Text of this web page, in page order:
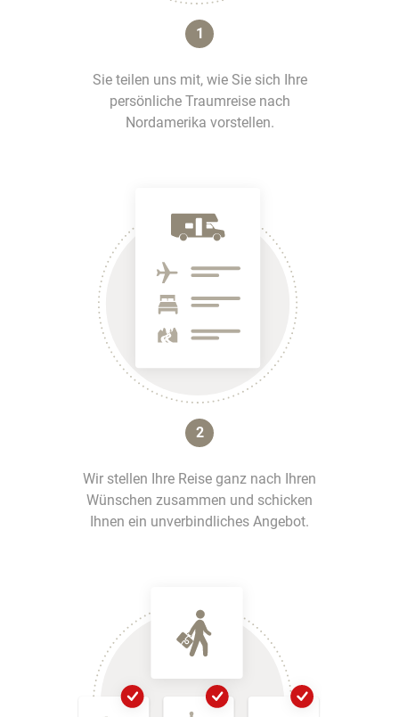
1
Sie teilen uns mit, wie Sie sich Ihre
persönliche Traumreise nach
Nordamerika vorstellen.
2
Wir stellen Ihre Reise ganz nach Ihren
Wünschen zusammen und schicken
Ihnen ein unverbindliches Angebot.